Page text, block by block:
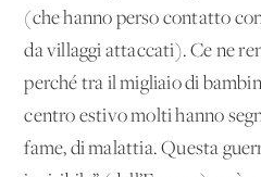
(che hanno perso contatto
da villaggi attaccati). Ce ne
perché tra il migliaio di
centro estivo molti hanno
fame, di malattia. Questa